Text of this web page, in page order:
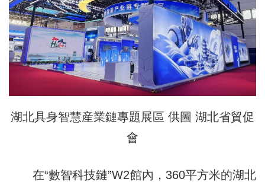
湖北具身智慧産業鏈專題展區 供圖 湖北省貿促
會
在“數智科技鏈”W2館內，360平方米的湖北